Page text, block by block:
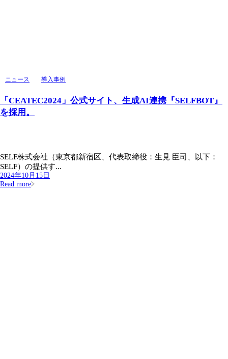
ニュース 導入事例
「CEATEC2024」公式サイト、生成AI連携『SELFBOT』
を採用。
SELF株式会社（東京都新宿区、代表取締役：生見 臣司、以下：
SELF）の提供す...
2024年10月15日
Read more